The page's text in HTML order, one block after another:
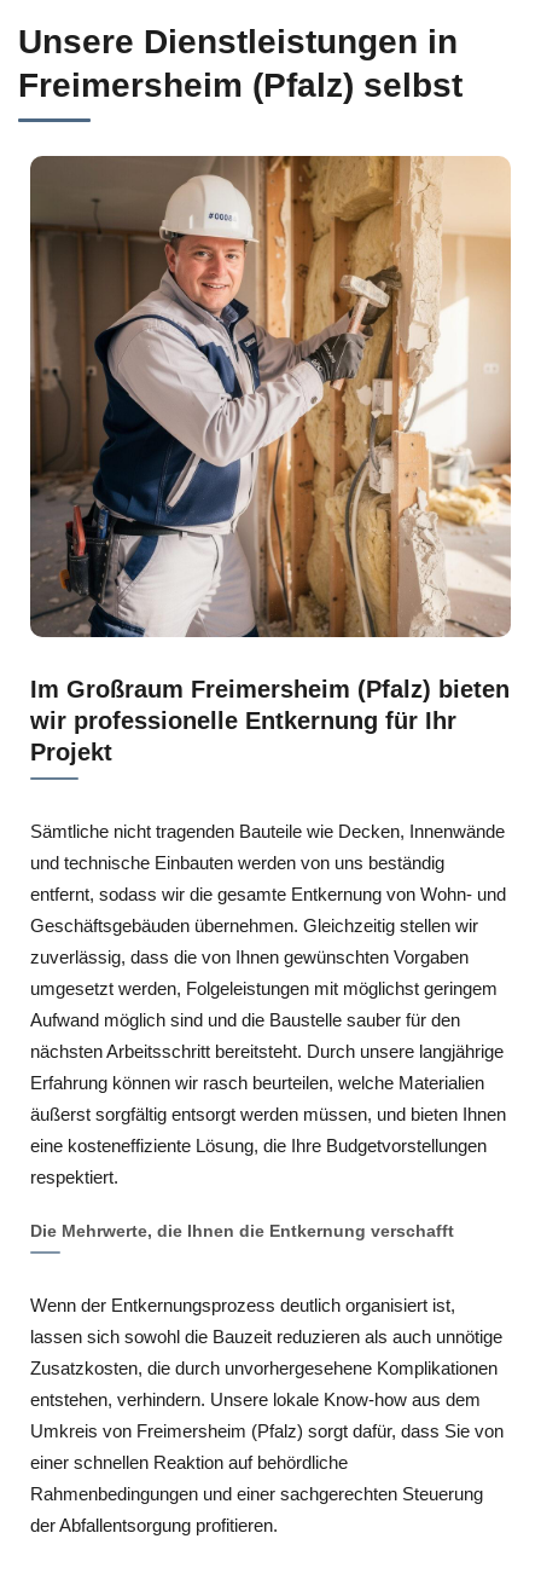
Unsere Dienstleistungen in
Freimersheim (Pfalz) selbst
Im Großraum Freimersheim (Pfalz) bieten
wir professionelle Entkernung für Ihr
Projekt
Sämtliche nicht tragenden Bauteile wie Decken, Innenwände
und technische Einbauten werden von uns beständig
entfernt, sodass wir die gesamte Entkernung von Wohn- und
Geschäftsgebäuden übernehmen. Gleichzeitig stellen wir
zuverlässig, dass die von Ihnen gewünschten Vorgaben
umgesetzt werden, Folgeleistungen mit möglichst geringem
Aufwand möglich sind und die Baustelle sauber für den
nächsten Arbeitsschritt bereitsteht. Durch unsere langjährige
Erfahrung können wir rasch beurteilen, welche Materialien
äußerst sorgfältig entsorgt werden müssen, und bieten Ihnen
eine kosteneffiziente Lösung, die Ihre Budgetvorstellungen
respektiert.
Die Mehrwerte, die Ihnen die Entkernung verschafft
Wenn der Entkernungsprozess deutlich organisiert ist,
lassen sich sowohl die Bauzeit reduzieren als auch unnötige
Zusatzkosten, die durch unvorhergesehene Komplikationen
entstehen, verhindern. Unsere lokale Know-how aus dem
Umkreis von Freimersheim (Pfalz) sorgt dafür, dass Sie von
einer schnellen Reaktion auf behördliche
Rahmenbedingungen und einer sachgerechten Steuerung
der Abfallentsorgung profitieren.